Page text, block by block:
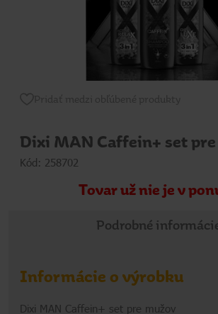
Dixi MAN Caffein+ set
Kód: 258702
Tovar už nie je v
Podrobné
Informácie o výrobku
Dixi MAN Caffein+ set pre mužov